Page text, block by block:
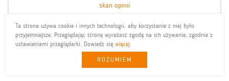
Ta strona używa cookie i innych technologii, aby korzystanie z niej było
przyjemniejsze. Przeglądając stronę wyrażasz zgodę na ich używanie, zgodnie z
ustawieniami przeglądarki. Dowiedz się więcej.
ROZUMIEM
skan opinii